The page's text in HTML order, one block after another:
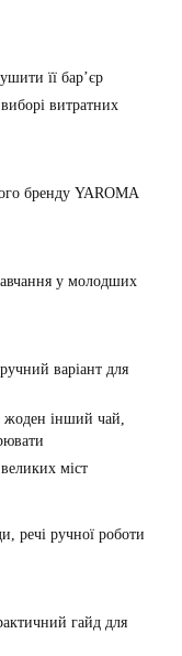
її бар’єр
витратних
бренду YAROMA
у молодших
варіант для
жоден інший чай,
міст
речі ручної роботи
гайд для